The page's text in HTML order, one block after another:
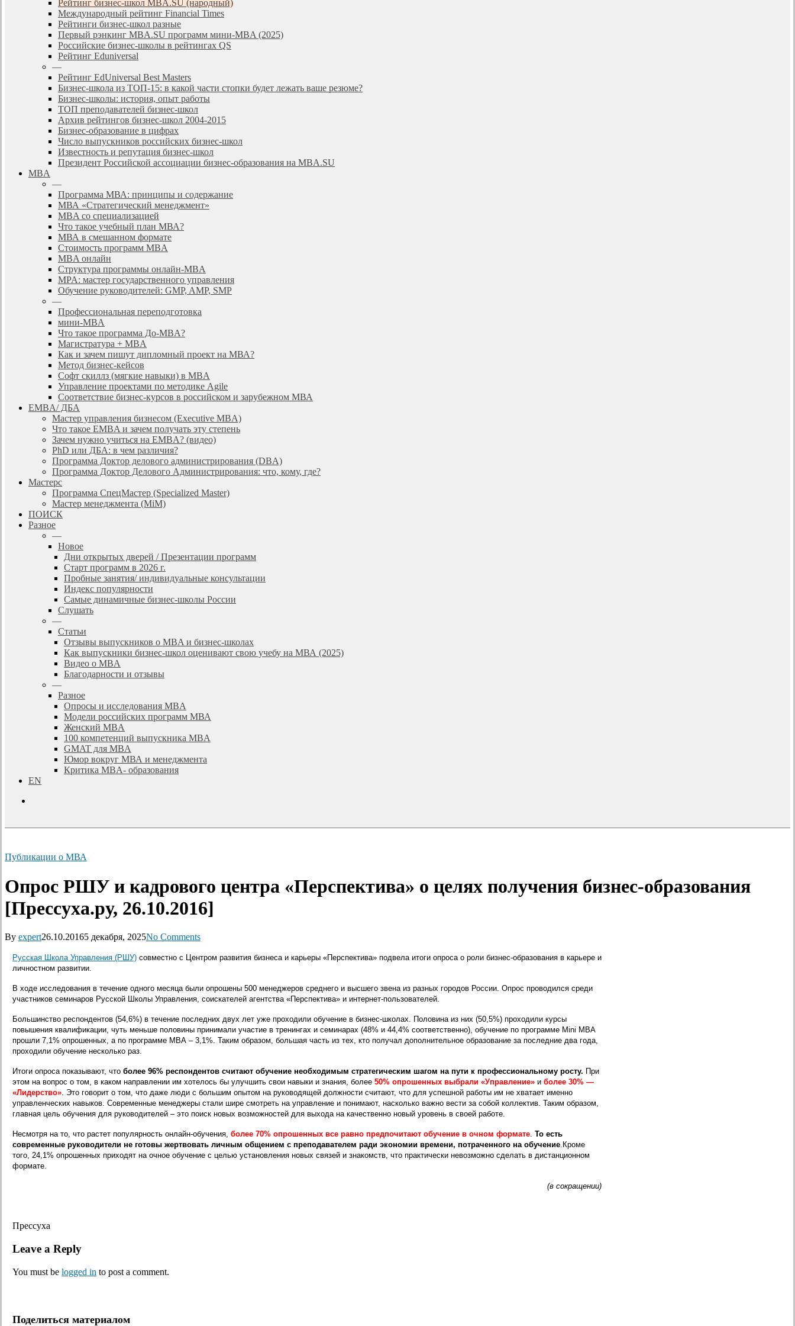
Рейтинг бизнес-школ MBA.SU (народный)
Международный рейтинг Financial Times
Рейтинги бизнес-школ разные
Первый рэнкинг MBA.SU программ мини-MBA (2025)
Российские бизнес-школы в рейтингах QS
Рейтинг Eduniversal
—
Рейтинг EdUniversal Best Masters
Бизнес-школа из ТОП-15: в какой части стопки будет лежать ваше резюме?
Бизнес-школы: история, опыт работы
ТОП преподавателей бизнес-школ
Архив рейтингов бизнес-школ 2004-2015
Бизнес-образование в цифрах
Число выпускников российских бизнес-школ
Известность и репутация бизнес-школ
Президент Российской ассоциации бизнес-образования на MBA.SU
MBA
—
Программа МВА: принципы и содержание
МВА «Cтратегический менеджмент»
MBA со специализацией
Что такое учебный план МВА?
МВА в смешанном формате
Стоимость программ MBA
MBA онлайн
Cтруктура программы онлайн-MBA
MPA: мастер государственного управления
Обучение руководителей: GMP, AMP, SMP
—
Профессиональная переподготовка
мини-MBA
Что такое программа До-MBA?
Магистратура + MBA
Как и зачем пишут дипломный проект на МВА?
Метод бизнес-кейсов
Софт скиллз (мягкие навыки) в MBA
Управление проектами по методике Agile
Соответствие бизнес-курсов в российском и зарубежном МВА
EMBA/ ДБA
Мастер управления бизнесом (Executive MBA)
Что такое EMBA и зачем получать эту степень
Зачем нужно учиться на EMBA? (видео)
PhD или ДБА: в чем различия?
Программа Доктор делового администрирования (DBА)
Программа Доктор Делового Администрирования: что, кому, где?
Мастерс
Программа СпецМастер (Specialized Master)
Мастер менеджмента (MiM)
ПОИСК
Разное
—
Новое
Дни открытых дверей / Презентации программ
Старт программ в 2026 г.
Пробные занятия/ индивидуальные консультации
Индекс популярности
Самые динамичные бизнес-школы России
Слушать
—
Статьи
Отзывы выпускников о MBA и бизнес-школах
Как выпускники бизнес-школ оценивают свою учебу на МВА (2025)
Видео о MBA
Благодарности и отзывы
—
Разное
Опросы и исследования MBA
Модели российских программ МВА
Женский MBA
100 компетенций выпускника MBA
GMAT для MBA
Юмор вокруг МВА и менеджмента
Критика MBA- образования
EN
Публикации о МВА
Опрос РШУ и кадрового центра «Перспектива» о целях получения бизнес-образования
[Прессуха.ру, 26.10.2016]
By expert26.10.20165 декабря, 2025No Comments
Русская Школа Управления (РШУ) совместно с Центром развития бизнеса и карьеры «Перспектива» подвела итоги опроса о роли бизнес-образования в карьере и
личностном развитии.
В ходе исследования в течение одного месяца были опрошены 500 менеджеров среднего и высшего звена из разных городов России. Опрос проводился среди
участников семинаров Русской Школы Управления, соискателей агентства «Перспектива» и интернет-пользователей.
Большинство респондентов (54,6%) в течение последних двух лет уже проходили обучение в бизнес-школах. Половина из них (50,5%) проходили курсы
повышения квалификации, чуть меньше половины принимали участие в тренингах и семинарах (48% и 44,4% соответственно), обучение по программе Mini MBA
прошли 7,1% опрошенных, а по программе МВА – 3,1%. Таким образом, большая часть из тех, кто получал дополнительное образование за последние два года,
проходили обучение несколько раз.
Итоги опроса показывают, чтоболее 96% респондентов считают обучение необходимым стратегическим шагом на пути к профессиональному росту. При
этом на вопрос о том, в каком направлении им хотелось бы улучшить свои навыки и знания, более50% опрошенных выбрали «Управление» иболее 30% —
«Лидерство». Это говорит о том, что даже люди с большим опытом на руководящей должности считают, что для успешной работы им не хватает именно
управленческих навыков. Современные менеджеры стали шире смотреть на управление и понимают, насколько важно вести за собой коллектив.Таким образом,
главная цель обучения для руководителей – это поиск новых возможностей для выхода на качественно новый уровень в своей работе.
Несмотря на то, что растет популярность онлайн-обучения,более 70% опрошенных все равно предпочитают обучение в очном формате.То есть
современные руководители не готовы жертвовать личным общением с преподавателем ради экономии времени, потраченного на обучение.Кроме
того, 24,1% опрошенных приходят на очное обучение с целью установления новых связей и знакомств, что практически невозможно сделать в дистанционном
формате.
(в сокращении)
Прессуха
Leave a Reply
You must belogged in to post a comment.
Поделиться материалом